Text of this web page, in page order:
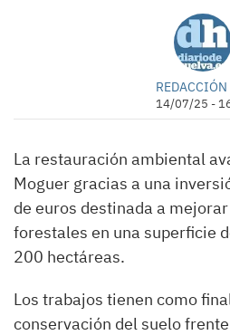
REDACCIÓN
14/07/25 -
La restauración ambiental
Moguer gracias a una
de euros destinada a
forestales en una superficie
200 hectáreas.
Los trabajos tienen como
conservación del suelo